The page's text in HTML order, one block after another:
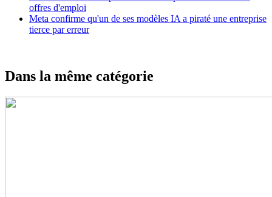
offres d'emploi
Meta confirme qu'un de ses modèles IA a piraté une entreprise
tierce par erreur
Dans la même catégorie